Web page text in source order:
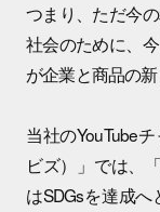
つまり、ただ今
社会のために、
が企業と商品の
当社のYouTube
ビズ）」では、
はSDGsを達成